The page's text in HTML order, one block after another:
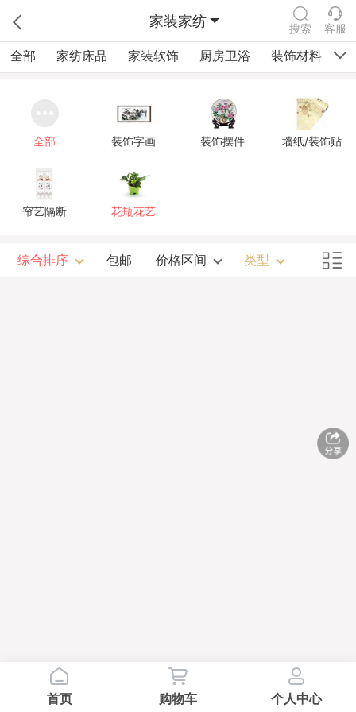
家装家纺 搜索 客服
全部 家纺床品 家装软饰 厨房卫浴 装饰材料
全部 装饰字画 装饰摆件 墙纸/装饰贴
帘艺隔断 花瓶花艺
综合排序 包邮 价格区间 类型
首页 购物车 个人中心